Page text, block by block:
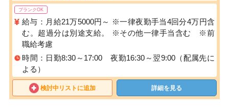
ブランクOK
給与：月給21万5000円～ ※一律夜勤手当4回分4万円含
む。超過分は別途支給。 ※その他一律手当含む ※前
職給考慮
時間：日勤8:30～17:00 夜勤16:30～翌9:00（配属先に
よる）
検討中リストに追加 詳細を見る